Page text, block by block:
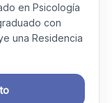
en Psicología
con
una Residencia